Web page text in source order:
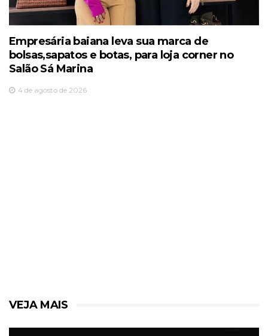
Empresária baiana leva sua marca de
bolsas,sapatos e botas, para loja corner no
Salão Sá Marina
4 de agosto de 2026
VEJA MAIS